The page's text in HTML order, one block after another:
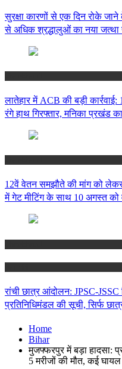
सुरक्षा कारणों से एक दिन रोके
से अधिक श्रद्धालुओं का नया जत्था
लातेहार में ACB की बड़ी
रंगे हाथ गिरफ्तार, मनिका प्रखंड
12वें वेतन समझौते की मांग को
में गेट मीटिंग के साथ 10 अगस्त को
रांची छात्र आंदोलन: JPSC-JSSC
प्रतिनिधिमंडल की सूची, सिर्फ
Home
Bihar
मुजफ्फरपुर में बड़ा हादसा:
5 मरीजों की मौत, कई घायल